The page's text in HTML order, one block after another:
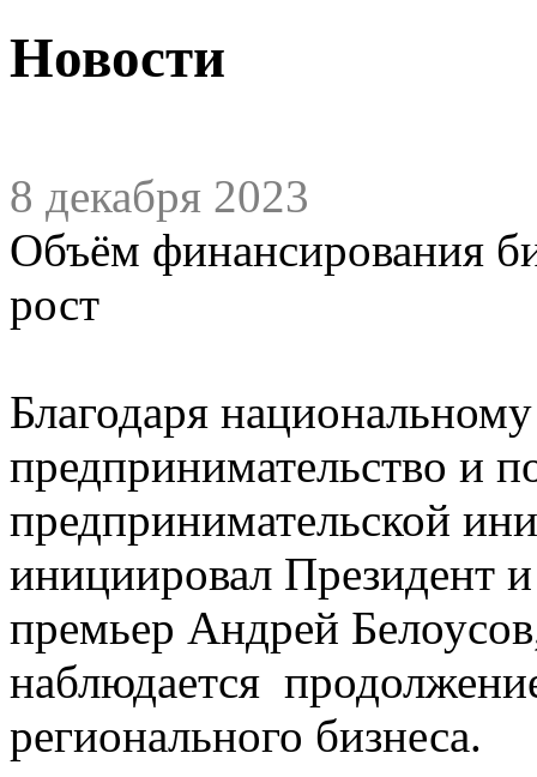
Новости
8 декабря 2023
Объём финансирования
рост
Благодаря
предпринимательство и
предпринимательской
инициировал Президент
премьер Андрей
наблюдается
регионального бизнеса.